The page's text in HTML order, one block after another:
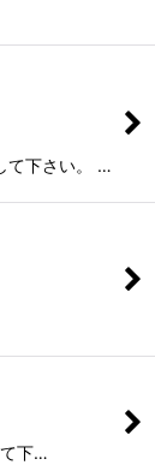
下さい。 …
下…